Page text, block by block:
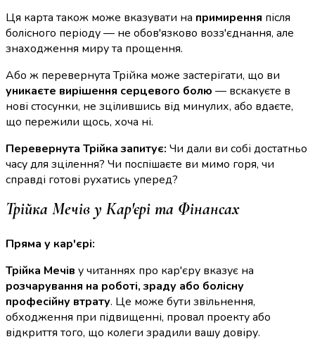
Ця карта також може вказувати на примирення після
болісного періоду — не обов'язково возз'єднання, але
знаходження миру та прощення.
Або ж перевернута Трійка може застерігати, що ви
уникаєте вирішення серцевого болю — вскакуєте в
нові стосунки, не зцілившись від минулих, або вдаєте,
що пережили щось, хоча ні.
Перевернута Трійка запитує: Чи дали ви собі достатньо
часу для зцілення? Чи поспішаєте ви мимо горя, чи
справді готові рухатись уперед?
Трійка Мечів у Кар'єрі та Фінансах
Пряма у кар'єрі:
Трійка Мечів у читаннях про кар'єру вказує на
розчарування на роботі, зраду або болісну
професійну втрату. Це може бути звільнення,
обходження при підвищенні, провал проекту або
відкриття того, що колеги зрадили вашу довіру.